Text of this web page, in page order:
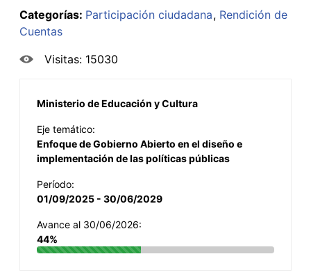
Categorías: Participación ciudadana Rendición de
Cuentas
Visitas: 15030
Ministerio de Educación y Cultura
Eje temático:
Enfoque de Gobierno Abierto en el diseño e
implementación de las políticas públicas
Período:
01/09/2025 - 30/06/2029
Avance al 30/06/2026:
44%